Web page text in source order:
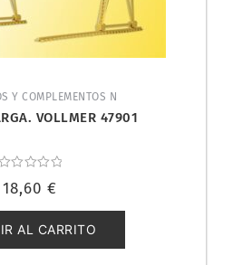
Y COMPLEMENTOS N
VOLLMER 47901
con
18,60 €
AL CARRITO